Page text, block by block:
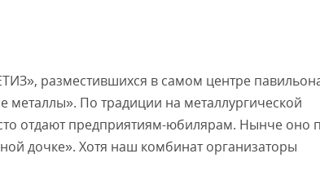
разместившихся в самом центре
По традиции на металлургической
отдают предприятиям-юбилярам. Нынче оно
дочке». Хотя наш комбинат организаторы